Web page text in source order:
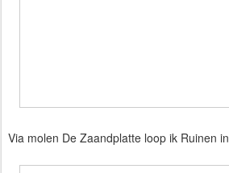
Via molen De Zaandplatte loop ik Ruinen in